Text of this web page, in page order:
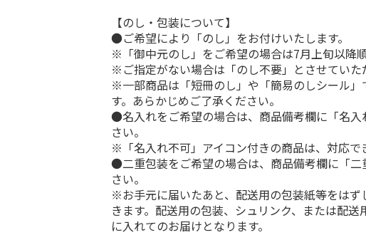
【のし・包装について】
●ご希望により「のし」をお付けいたします。
※「御中元のし」をご希望の場合は7月上旬以降
※ご指定がない場合は「のし不要」とさせていた
※一部商品は「短冊のし」や「簡易のしシール」
す。あらかじめご了承ください。
●名入れをご希望の場合は、商品備考欄に「名入
さい。
※「名入れ不可」アイコン付きの商品は、対応で
●二重包装をご希望の場合は、商品備考欄に「二
さい。
※お手元に届いたあと、配送用の包装紙等をはず
きます。配送用の包装、シュリンク、または配
に入れてのお届けとなります。